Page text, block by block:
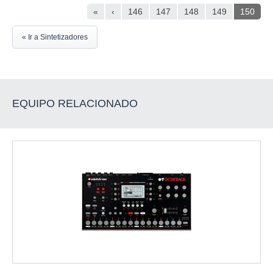
« ‹ 146 147 148 149 150
« Ir a Sintetizadores
EQUIPO RELACIONADO